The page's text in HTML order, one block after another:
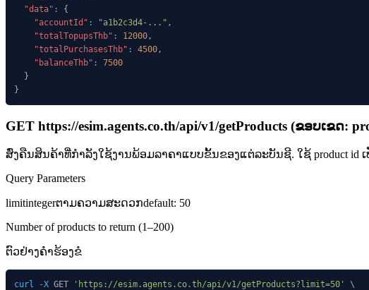
"data" :
{
"accountId" : "a1b2c3d4-..." ,
"totalTopupsThb" : 12000,
"totalPurchasesThb" : 4500,
"balanceThb" :
7500
}
}
GET https://esim.agents.co.th/api/v1/getProducts (ຂອບເຂດ:
ສົ່ງຄືນສິນຄ້າທີ່ກຳລັງໃຊ້ງານພ້ອມລາຄາແບບຂັ້ນຂອງແຕ່ລະບັນຊີ. ໃຊ້ product id ເ
Query Parameters
limitintegerຕາມຄວາມສະດວກdefault: 50
Number of products to return (1–200)
ຕົວຢ່າງຄໍາຮ້ອງຂໍ
curl -X GET 'https://esim.agents.co.th/api/v1/getProducts?limit=50'
\